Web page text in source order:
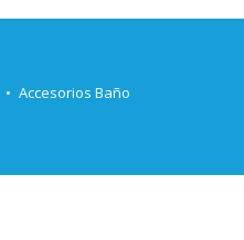
Accesorios Baño